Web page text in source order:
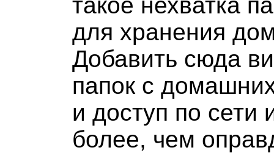
для хранения
Добавить сюда
папок с
и доступ по сети
более, чем